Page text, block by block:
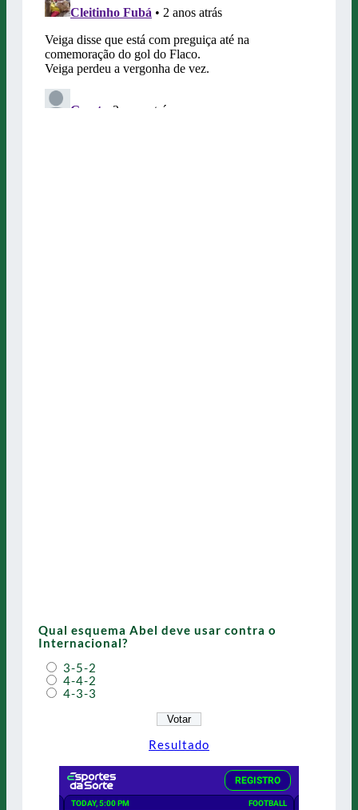
Qual esquema Abel deve usar contra o
Internacional?
3-5-2
4-4-2
4-3-3
Resultado